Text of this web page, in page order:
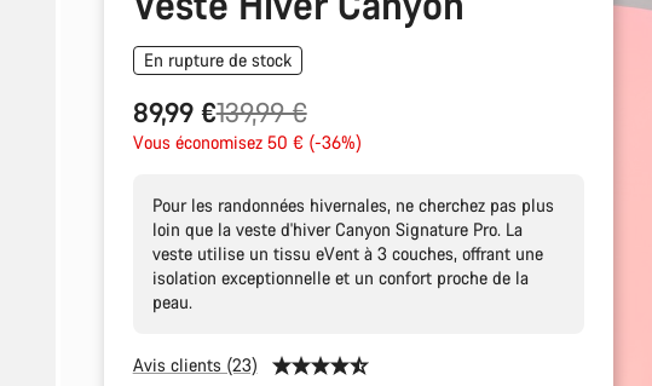
En rupture de stock
89,99 €
Prix
139,99 €
Vous économisez 50 € (-36%)
Pour les randonnées hivernales, ne cherchez pas plus
loin que la veste d'hiver Canyon Signature Pro. La
veste utilise un tissu eVent à 3 couches, offrant une
isolation exceptionnelle et un confort proche de la
peau.
Avis clients (23)